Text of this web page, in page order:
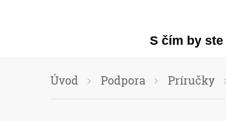
S čím by
Úvod Podpora Príručky